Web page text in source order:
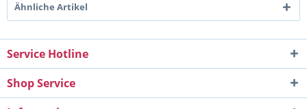
Ähnliche Artikel
Service Hotline
Shop Service